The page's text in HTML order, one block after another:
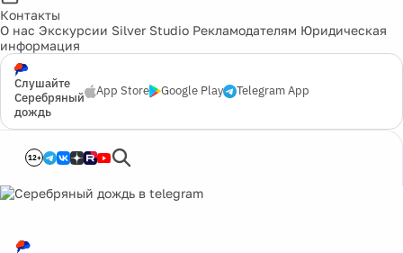
Контакты
О нас Экскурсии Silver Studio Рекламодателям Юридическая
информация
Слушайте
Серебряный
дождь
App Store Google Play Telegram App
12+